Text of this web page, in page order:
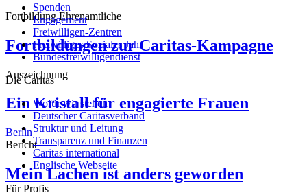
Fortbildung Ehrenamtliche
Fortbildungen zur Caritas-Kampagne
Auszeichnung
Ein Kristall für engagierte Frauen
Berlin
Bericht
Mein Lachen ist anders geworden
Spenden
Engagement
Freiwilligen-Zentren
Freiwilliges Soziales Jahr
Bundesfreiwilligendienst
Die Caritas
Wofür wir stehen
Deutscher Caritasverband
Struktur und Leitung
Transparenz und Finanzen
Caritas international
Englische Webseite
Für Profis